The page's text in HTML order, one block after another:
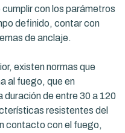
con los parámetros
definido, contar con
de anclaje.
existen normas que
al fuego, que en
de entre 30 a 120
resistentes del
contacto con el fuego,